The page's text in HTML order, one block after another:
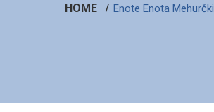
HOME Enote Enota Mehurčki